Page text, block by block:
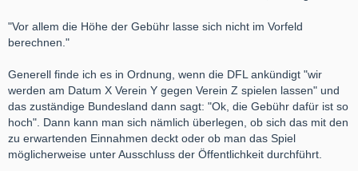
"Vor allem die Höhe der Gebühr lasse sich nicht im Vorfeld
berechnen."
Generell finde ich es in Ordnung, wenn die DFL ankündigt "wir
werden am Datum X Verein Y gegen Verein Z spielen lassen" und
das zuständige Bundesland dann sagt: "Ok, die Gebühr dafür ist so
hoch". Dann kann man sich nämlich überlegen, ob sich das mit den
zu erwartenden Einnahmen deckt oder ob man das Spiel
möglicherweise unter Ausschluss der Öffentlichkeit durchführt.